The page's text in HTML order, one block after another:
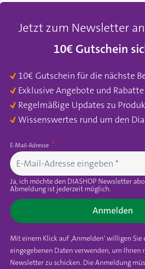
Jetzt zum Newsletter
10€ Gutschein
10€ Gutschein für die nächste
Exklusive Angebote und Rabatte
Regelmäßige Updates zu
Wissenswertes rund um den
E-Mail-Adresse
Ja, ich möchte den DIASHOP Newsletter
Abmeldung ist jederzeit möglich.
Anmelden
Mit einem Klick auf ‚Anmelden‘ willigen Sie
eingegebenen Daten verwenden, um Ihnen
Newsletter zu schicken. Die Anmeldung